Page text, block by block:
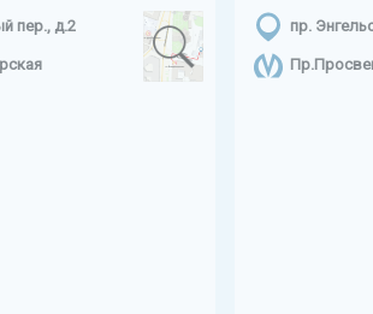
пер., д.2 пр.